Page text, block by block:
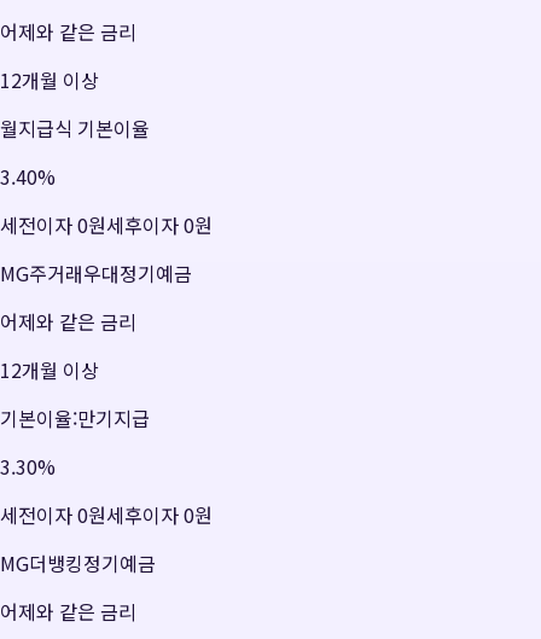
어제와 같은 금리
12개월 이상
월지급식 기본이율
3.40%
세전이자0원세후이자0원
MG주거래우대정기예금
어제와 같은 금리
12개월 이상
기본이율:만기지급
3.30%
세전이자0원세후이자0원
MG더뱅킹정기예금
어제와 같은 금리